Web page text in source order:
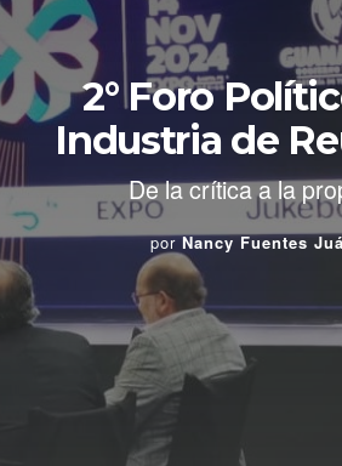
2° Foro
Industria de
De la crítica a la
por Nancy Fuentes